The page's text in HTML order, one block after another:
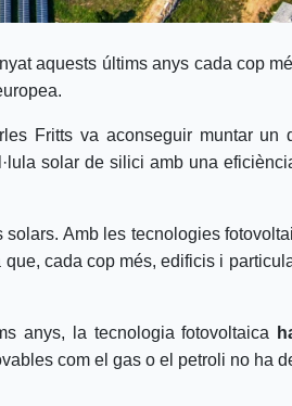
aquests últims anys cada cop
Fritts va aconseguir muntar un
solar de silici amb una
Amb les tecnologies
cada cop més, edificis i
anys, la tecnologia fotovoltaica
com el gas o el petroli no ha